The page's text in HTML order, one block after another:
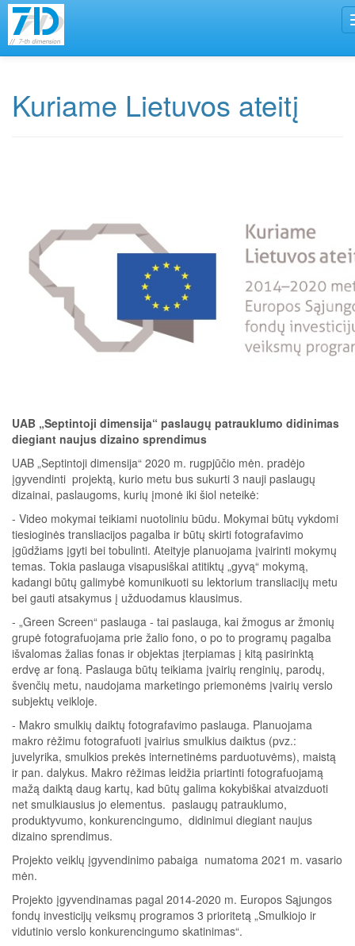
Kuriame Lietuvos ateitį
UAB „Septintoji dimensija“ paslaugų patrauklumo didinimas
diegiant naujus dizaino sprendimus
UAB „Septintoji dimensija“ 2020 m. rugpjūčio mėn. pradėjo
įgyvendinti projektą, kurio metu bus sukurti 3 nauji paslaugų
dizainai, paslaugoms, kurių įmonė iki šiol neteikė:
- Video mokymai teikiami nuotoliniu būdu. Mokymai būtų vykdomi
tiesioginės transliacijos pagalba ir būtų skirti fotografavimo
įgūdžiams įgyti bei tobulinti. Ateityje planuojama įvairinti mokymų
temas. Tokia paslauga visapusiškai atitiktų „gyvą“ mokymą,
kadangi būtų galimybė komunikuoti su lektorium transliacijų metu
bei gauti atsakymus į užduodamus klausimus.
- „Green Screen“ paslauga - tai paslauga, kai žmogus ar žmonių
grupė fotografuojama prie žalio fono, o po to programų pagalba
išvalomas žalias fonas ir objektas įterpiamas į kitą pasirinktą
erdvę ar foną. Paslauga būtų teikiama įvairių renginių, parodų,
švenčių metu, naudojama marketingo priemonėms įvairių verslo
subjektų veikloje.
- Makro smulkių daiktų fotografavimo paslauga. Planuojama
makro rėžimu fotografuoti įvairius smulkius daiktus (pvz.:
juvelyrika, smulkios prekės internetinėms parduotuvėms), maistą
ir pan. dalykus. Makro rėžimas leidžia priartinti fotografuojamą
mažą daiktą daug kartų, kad būtų galima kokybiškai atvaizduoti
net smulkiausius jo elementus. paslaugų patrauklumo,
produktyvumo, konkurencingumo, didinimui diegiant naujus
dizaino sprendimus.
Projekto veiklų įgyvendinimo pabaiga numatoma 2021 m. vasario
mėn.
Projekto įgyvendinamas pagal 2014-2020 m. Europos Sąjungos
fondų investicijų veiksmų programos 3 prioritetą „Smulkiojo ir
vidutinio verslo konkurencingumo skatinimas“.